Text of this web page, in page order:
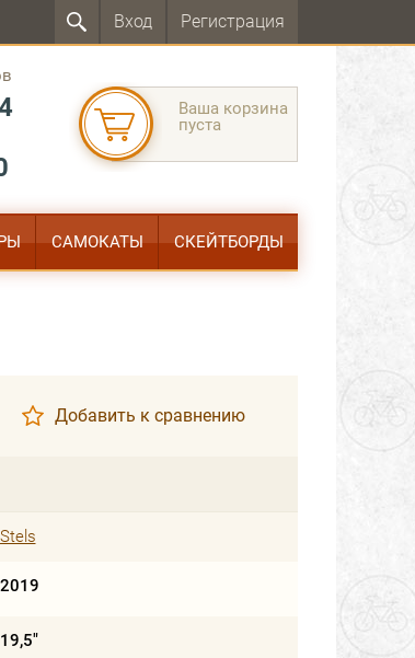
Вход Регистрация
Ваша корзина
пуста
САМОКАТЫ СКЕЙТБОРДЫ
Добавить к сравнению
Stels
2019
19,5"